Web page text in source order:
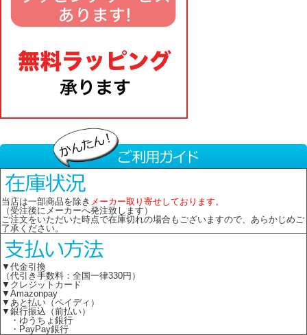
当店は一部商品を除き メーカー取り寄せしております。
（受注後にメーカーへ発注致します）
ご注文をいただいた時点で在庫切れの場合もございますので、あらかじめご
了承ください。
▼代金引換
（代引き手数料：全国一律330円）
▼クレジットカード
▼Amazonpay
▼あと払い（ペイディ）
▼銀行振込（前払い）
・ゆうちょ銀行
・PayPay銀行